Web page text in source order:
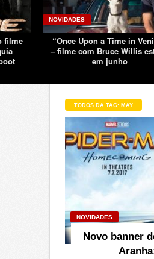
filme
NOVIDADES
“Once Upon a Time in
– filme com Bruce Willis
em junho
TODOS DA TAG: MAY
NOVIDADES
Novo banner